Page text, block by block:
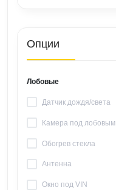
Опции
Лобовые
Датчик дождя/света
Камера под лобовым
Обогрев стекла
Антенна
Окно под VIN